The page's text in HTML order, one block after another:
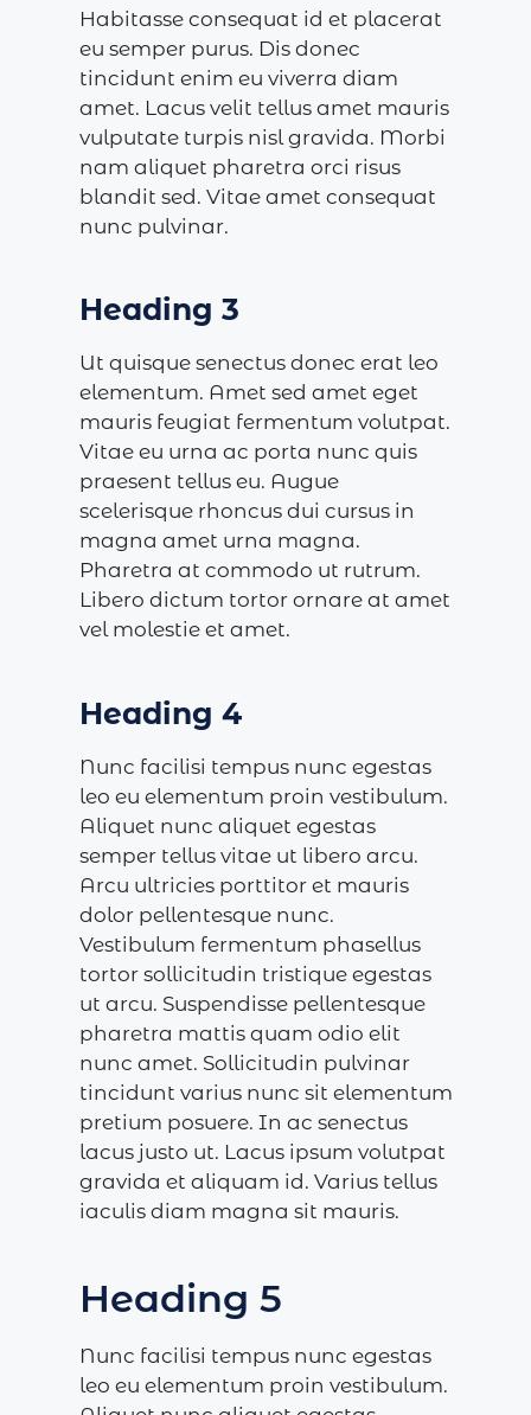
Habitasse consequat id et placerat
eu semper purus. Dis donec
tincidunt enim eu viverra diam
amet. Lacus velit tellus amet mauris
vulputate turpis nisl gravida. Morbi
nam aliquet pharetra orci risus
blandit sed. Vitae amet consequat
nunc pulvinar.
Heading 3
Ut quisque senectus donec erat leo
elementum. Amet sed amet eget
mauris feugiat fermentum volutpat.
Vitae eu urna ac porta nunc quis
praesent tellus eu. Augue
scelerisque rhoncus dui cursus in
magna amet urna magna.
Pharetra at commodo ut rutrum.
Libero dictum tortor ornare at amet
vel molestie et amet.
Heading 4
Nunc facilisi tempus nunc egestas
leo eu elementum proin vestibulum.
Aliquet nunc aliquet egestas
semper tellus vitae ut libero arcu.
Arcu ultricies porttitor et mauris
dolor pellentesque nunc.
Vestibulum fermentum phasellus
tortor sollicitudin tristique egestas
ut arcu. Suspendisse pellentesque
pharetra mattis quam odio elit
nunc amet. Sollicitudin pulvinar
tincidunt varius nunc sit elementum
pretium posuere. In ac senectus
lacus justo ut. Lacus ipsum volutpat
gravida et aliquam id. Varius tellus
iaculis diam magna sit mauris.
Heading 5
Nunc facilisi tempus nunc egestas
leo eu elementum proin vestibulum.